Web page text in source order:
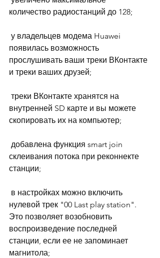
количество радиостанций до 128;
появилась возможность
прослушивать ваши треки ВКонтакте
и треки ваших друзей;
внутренней SD карте и вы можете
скопировать их на компьютер;
склеивания потока при реконнекте
станции;
нулевой трек "00 Last play station".
Это позволяет возобновить
воспроизведение последней
станции, если ее не запоминает
магнитола;